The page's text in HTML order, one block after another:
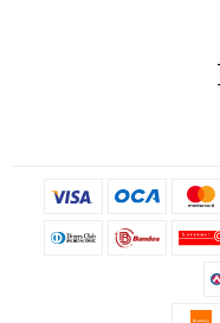
Bolsos y valijas